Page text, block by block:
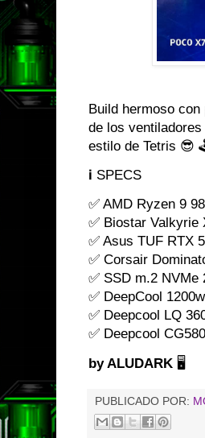
Build hermoso con
de los
estilo de Tetris 😎
ℹ️ SPECS
✅ AMD Ryzen 9
✅ Biostar Valkyrie
✅ Asus TUF RTX
✅ Corsair
✅ SSD m.2 NVMe
✅ DeepCool
✅ Deepcool LQ
✅ Deepcool
by ALUDARK 🖥️
PUBLICADO POR: